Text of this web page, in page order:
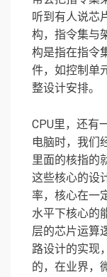
听到有人说芯
构，指令集与
构是指在指令
件，如控制单
整设计安排。
CPU里，还有
电脑时，我们
里面的核指的
这些核心的设
率，核心在一
水平下核心的
层的芯片运算
路设计的实现
的，在业界，